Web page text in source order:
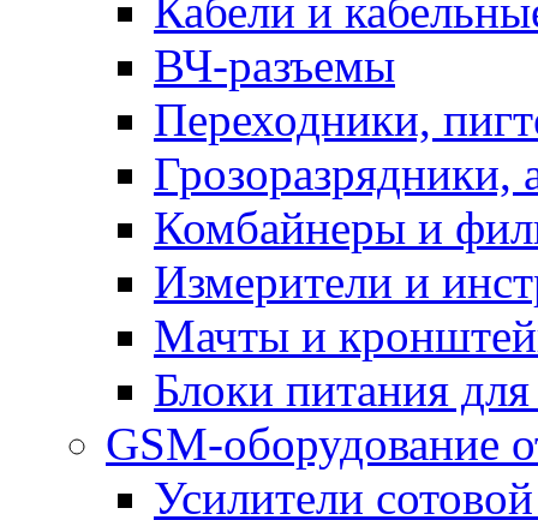
Кабели и
ВЧ-разъемы
Переходники,
Грозоразрядники,
Комбайнеры и
Измерители и
Мачты и
Блоки питания
GSM-оборудование
Усилители